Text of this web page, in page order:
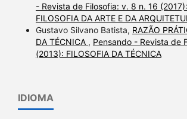
- Revista de Filosofia: v. 8 n. 16
FILOSOFIA DA ARTE E DA
Gustavo Silvano Batista, RAZÃO
DA TÉCNICA , Pensando - Revista de
(2013): FILOSOFIA DA TÉCNICA
IDIOMA